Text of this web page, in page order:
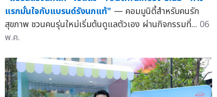
แรกมั่นใจกับแบรนด์รังนกแท้" — คอมมูนิตี้สำหรับคนรัก
สุขภาพ ชวนคนรุ่นใหม่เริ่มต้นดูแลตัวเอง ผ่านกิจกรรมที่... 06
พ.ค.